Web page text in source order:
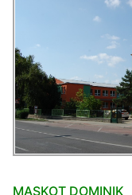
MASKOT DOMINIK